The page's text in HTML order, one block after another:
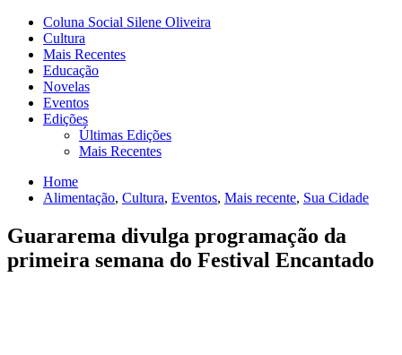
Coluna Social Silene Oliveira
Cultura
Mais Recentes
Educação
Novelas
Eventos
Edições
Últimas Edições
Mais Recentes
Home
Alimentação, Cultura, Eventos, Mais recente, Sua Cidade
Guararema divulga programação da
primeira semana do Festival Encantado